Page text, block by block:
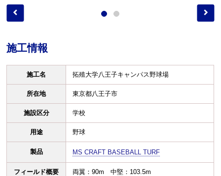
施工情報
施工名 拓殖大学八王子キャンパス野球場
所在地 東京都八王子市
施設区分 学校
用途 野球
製品 MS CRAFT BASEBALL TURF
フィールド概要 両翼：90m 中堅：103.5m